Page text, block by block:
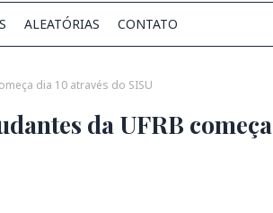
ALEATÓRIAS CONTATO
dia 10 através do SISU
da UFRB começa